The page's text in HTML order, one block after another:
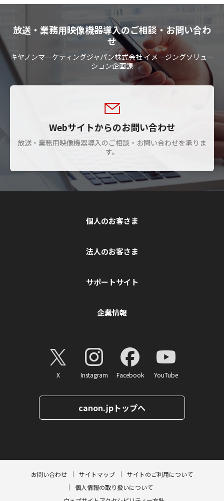
放送・業務用映像機器導入のご相談・お問い合わ
せ
キヤノンマーケティングジャパン株式会社 イメージングソリュー
ション企画課
Webサイトからのお問い合わせ
放送・業務用映像機器導入のご相談・お問い合わせを承りま
す。
個人のお客さま
法人のお客さま
サポートサイト
企業情報
X Instagram Facebook YouTube
canon.jpトップへ
お問い合わせ サイトマップ
サイトのご利用について
個人情報の取り扱いについて